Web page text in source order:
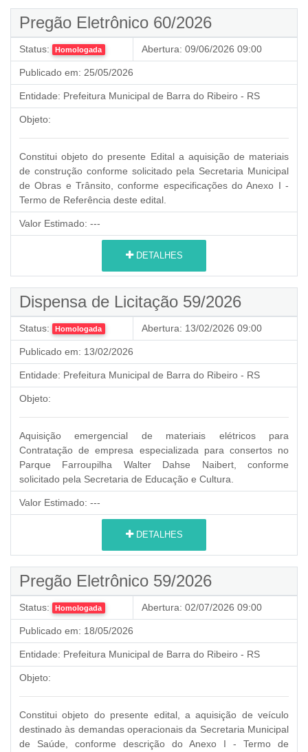
Pregão Eletrônico 60/2026
Status: Homologada Abertura: 09/06/2026 09:00
Publicado em: 25/05/2026
Entidade: Prefeitura Municipal de Barra do Ribeiro - RS
Objeto:
Constitui objeto do presente Edital a aquisição de materiais
de construção conforme solicitado pela Secretaria Municipal
de Obras e Trânsito, conforme especificações do Anexo I -
Termo de Referência deste edital.
Valor Estimado: ---
DETALHES
Dispensa de Licitação 59/2026
Status: Homologada Abertura: 13/02/2026 09:00
Publicado em: 13/02/2026
Entidade: Prefeitura Municipal de Barra do Ribeiro - RS
Objeto:
Aquisição emergencial de materiais elétricos para
Contratação de empresa especializada para consertos no
Parque Farroupilha Walter Dahse Naibert, conforme
solicitado pela Secretaria de Educação e Cultura.
Valor Estimado: ---
DETALHES
Pregão Eletrônico 59/2026
Status: Homologada Abertura: 02/07/2026 09:00
Publicado em: 18/05/2026
Entidade: Prefeitura Municipal de Barra do Ribeiro - RS
Objeto:
Constitui objeto do presente edital, a aquisição de veículo
destinado às demandas operacionais da Secretaria Municipal
de Saúde, conforme descrição do Anexo I - Termo de